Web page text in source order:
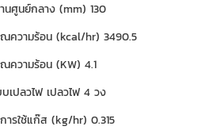
นศูนย์กลาง (mm) 130
ความร้อน (kcal/hr) 3490.5
ความร้อน (KW) 4.1
เปลวไฟ เปลวไฟ 4 วง
ารใช้แก๊ส (kg/hr) 0.315